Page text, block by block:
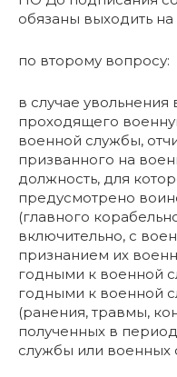
обязаны выходить
по второму вопросу:
в случае
проходящего
военной службы,
призванного на
должность, для
предусмотрено
(главного
включительно, с
признанием их
годными к военной
годными к военной
(ранения, травмы,
полученных в
службы или военных